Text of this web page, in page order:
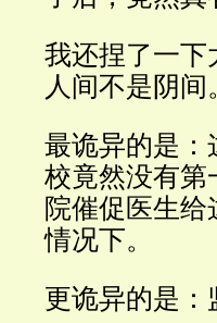
我还捏了一下
人间不是阴间
最诡异的是：
校竟然没有第
院催促医生
情况下。
更诡异的是：